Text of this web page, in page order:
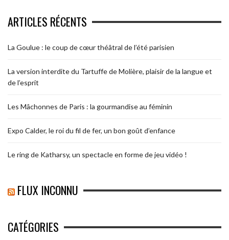
ARTICLES RÉCENTS
La Goulue : le coup de cœur théâtral de l’été parisien
La version interdite du Tartuffe de Molière, plaisir de la langue et
de l’esprit
Les Mâchonnes de Paris : la gourmandise au féminin
Expo Calder, le roi du fil de fer, un bon goût d’enfance
Le ring de Katharsy, un spectacle en forme de jeu vidéo !
FLUX INCONNU
CATÉGORIES